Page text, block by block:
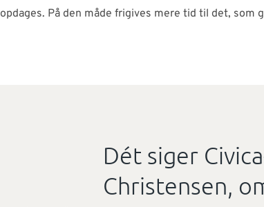
opdages. På den måde frigives mere tid til det, som
Dét siger
Christensen,